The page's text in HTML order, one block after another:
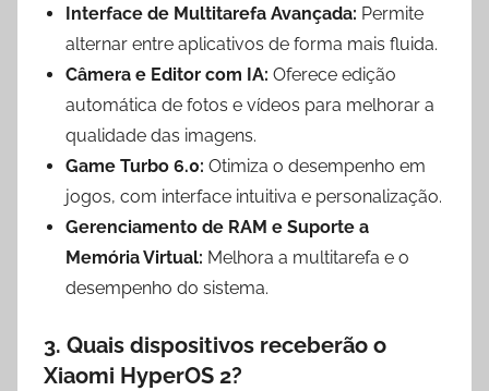
Interface de Multitarefa Avançada: Permite
alternar entre aplicativos de forma mais fluida.
Câmera e Editor com IA: Oferece edição
automática de fotos e vídeos para melhorar a
qualidade das imagens.
Game Turbo 6.0: Otimiza o desempenho em
jogos, com interface intuitiva e personalização.
Gerenciamento de RAM e Suporte a
Memória Virtual: Melhora a multitarefa e o
desempenho do sistema.
3. Quais dispositivos receberão o
Xiaomi HyperOS 2?